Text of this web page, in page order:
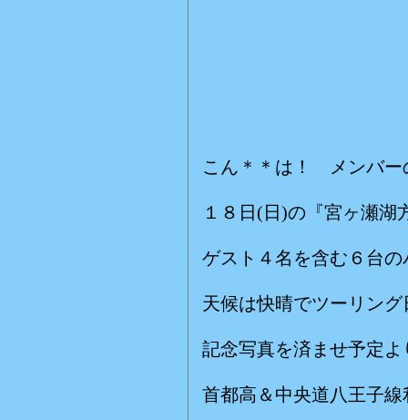
こん＊＊は！ メンバー
１８日(日)の『宮ヶ瀬湖
ゲスト４名を含む６台
天候は快晴でツーリン
記念写真を済ませ予定
首都高＆中央道八王子